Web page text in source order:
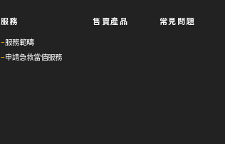
服務
–服務範疇
–申請急救當值服務
售賣產品 常見問題